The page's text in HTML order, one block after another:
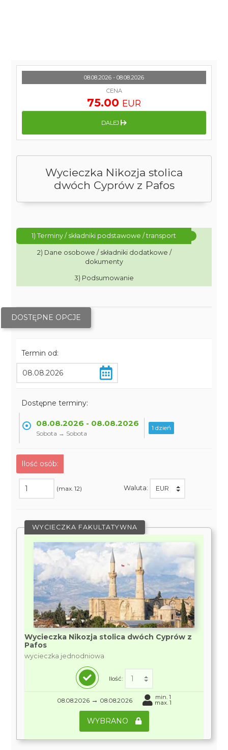
Wycieczka Nikozja stolica
dwóch Cyprów z Pafos
1) Terminy / składniki podstawowe / transport
2) Dane osobowe / składniki dodatkowe /
dokumenty
3) Podsumowanie
DOSTĘPNE OPCJE
Termin od:
Dostępne terminy:
08.08.2026 - 08.08.2026
Sobota → Sobota
1 dzień
Ilość osób:
(max. 12) Waluta:
WYCIECZKA FAKULTATYWNA
Wycieczka Nikozja stolica dwóch Cyprów z
Pafos
wycieczka jednodniowa
Ilość:
08.08.2026 → 08.08.2026 min. 1
max. 1
WYBRANO
08.08.2026 - 08.08.2026
CENA
75.00 EUR
DALEJ